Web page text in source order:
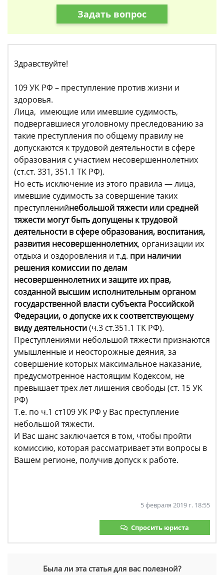
Задать вопрос
Здравствуйте!
109 УК РФ – преступление против жизни и
здоровья.
Лица, имеющие или имевшие судимость,
подвергавшиеся уголовному преследованию за
такие преступления по общему правилу не
допускаются к трудовой деятельности в сфере
образования с участием несовершеннолетних
(ст.ст. 331, 351.1 ТК РФ).
Но есть исключение из этого правила — лица,
имевшие судимость за совершение таких
преступленийнебольшой тяжести или средней
тяжести могут быть допущены к трудовой
деятельности в сфере образования, воспитания,
развития несовершеннолетних, организации их
отдыха и оздоровления и т.д. при наличии
решения комиссии по делам
несовершеннолетних и защите их прав,
созданной высшим исполнительным органом
государственной власти субъекта Российской
Федерации, о допуске их к соответствующему
виду деятельности(ч.3 ст.351.1 ТК РФ).
Преступлениями небольшой тяжести признаются
умышленные и неосторожные деяния, за
совершение которых максимальное наказание,
предусмотренное настоящим Кодексом, не
превышает трех лет лишения свободы (ст. 15 УК
РФ)
Т.е. по ч.1 ст109 УК РФ у Вас преступление
небольшой тяжести.
И Вас шанс заключается в том, чтобы пройти
комиссию, которая рассматривает эти вопросы в
Вашем регионе, получив допуск к работе.
5 февраля 2019 г. 18:55
Спросить юриста
Была ли эта статья для вас полезной?